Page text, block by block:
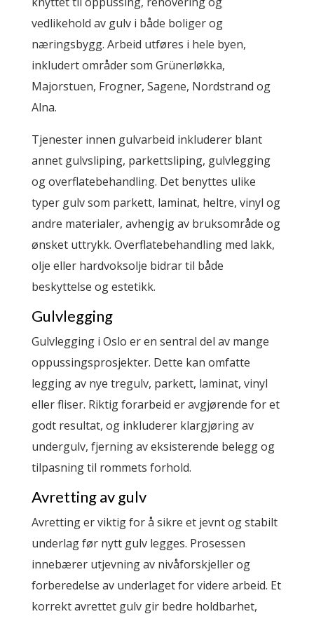
vedlikehold av gulv i både boliger og
næringsbygg. Arbeid utføres i hele byen,
inkludert områder som Grünerløkka,
Majorstuen, Frogner, Sagene, Nordstrand og
Alna.
Tjenester innen gulvarbeid inkluderer blant
annet gulvsliping, parkettsliping, gulvlegging
og overflatebehandling. Det benyttes ulike
typer gulv som parkett, laminat, heltre, vinyl og
andre materialer, avhengig av bruksområde og
ønsket uttrykk. Overflatebehandling med lakk,
olje eller hardvoksolje bidrar til både
beskyttelse og estetikk.
Gulvlegging
Gulvlegging i Oslo er en sentral del av mange
oppussingsprosjekter. Dette kan omfatte
legging av nye tregulv, parkett, laminat, vinyl
eller fliser. Riktig forarbeid er avgjørende for et
godt resultat, og inkluderer klargjøring av
undergulv, fjerning av eksisterende belegg og
tilpasning til rommets forhold.
Avretting av gulv
Avretting er viktig for å sikre et jevnt og stabilt
underlag før nytt gulv legges. Prosessen
innebærer utjevning av nivåforskjeller og
forberedelse av underlaget for videre arbeid. Et
korrekt avrettet gulv gir bedre holdbarhet,